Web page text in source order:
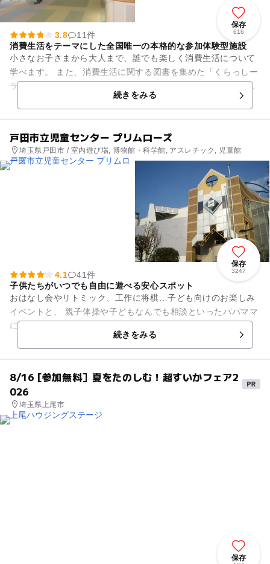
保存
616
3.8
11件
消費生活をテーマにした全国唯一の本格的な参加体験型施設
小さなお子さまから大人まで、誰でも楽しく消費生活について
学べます。 また、消費生活に関する図書を集めた「くらっしー
ライブラリー」や、くらしに関する団体やグループの活動に無
料で活用していただける...続きをみる
戸田市立児童センター プリムローズ
埼玉県戸田市 / 室内遊び場, 博物館・科学館, アスレチック, 児童館
保存
3247
4.1
41件
子供たちがいつでも自由に遊べる安心スポット
おはなし会やリトミック、工作に将棋…子ども向けのお楽しみ
イベントと、 親子体操や子どもなんでも相談といったパパママ
にうれしい催しが満載のプリムローズ。 3階建ての施設は乳幼
続きをみる
8/16 [参加無料］夏をたのしむ！超すいかフェア2
026
埼玉県上尾市
保存